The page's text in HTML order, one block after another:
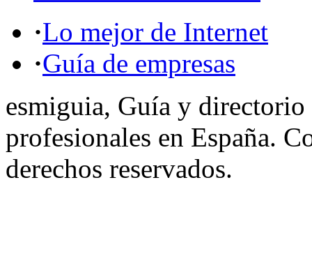
·Lo mejor de Internet
·Guía de empresas
esmiguia, Guía y directorio
profesionales en España.
derechos reservados.